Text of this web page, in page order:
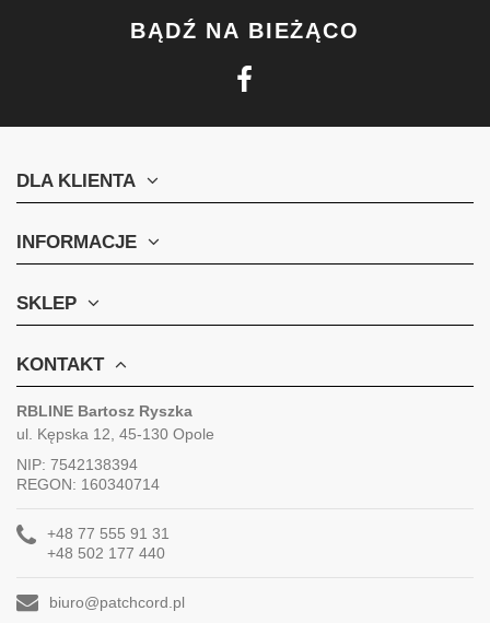
BĄDŹ NA BIEŻĄCO
DLA KLIENTA
INFORMACJE
SKLEP
KONTAKT
RBLINE Bartosz Ryszka
ul. Kępska 12, 45-130 Opole
NIP: 7542138394
REGON: 160340714
+48 77 555 91 31
+48 502 177 440
biuro@patchcord.pl